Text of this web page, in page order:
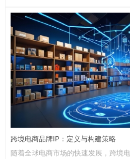
跨境电商品牌IP：定义与构建策略
随着全球电商市场的快速发展，跨境